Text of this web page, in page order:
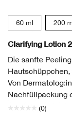
60 ml 200
Clarifying Lotion 2
Die sanfte
Von
Nachfüllpackung
(0)